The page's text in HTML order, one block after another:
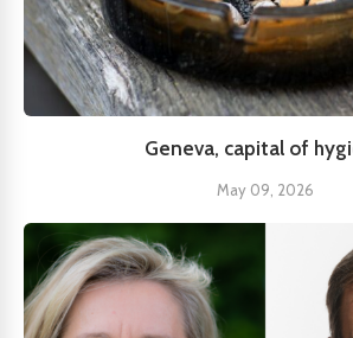
Geneva, capital of
May 09, 2026